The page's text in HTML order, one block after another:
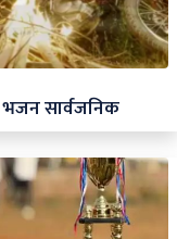
सार्वजनिक